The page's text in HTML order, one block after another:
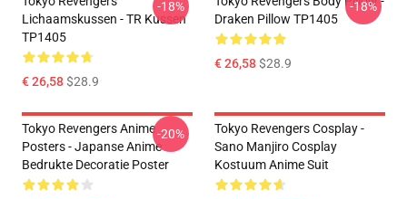
Lichaamskussen - TR Kussen
TP1405
€ 26,58$28.9
-18%
Draken Pillow TP1405
€ 26,58$28.9
-18%
Tokyo Revengers Anime
Posters - Japanse Anime
Bedrukte Decoratie Poster
-20%
Tokyo Revengers Cosplay -
Sano Manjiro Cosplay
Kostuum Anime Suit